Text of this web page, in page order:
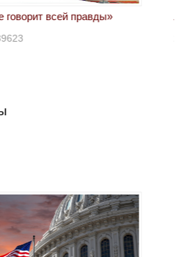
говорит всей правды»